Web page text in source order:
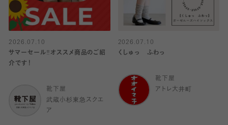
2026.07.10
サマーセール‼︎オススメ商品のご紹
介です！
靴下屋
武蔵小杉東急スクエ
ア
2026.07.10
くしゅっ ふわっ
靴下屋
アトレ大井町